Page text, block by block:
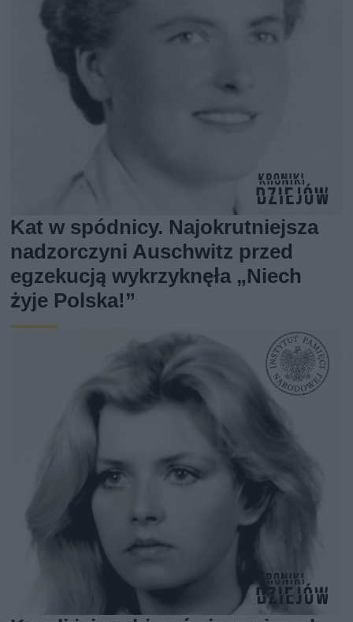
Kat w spódnicy. Najokrutniejsza
nadzorczyni Auschwitz przed
egzekucją wykrzyknęła „Niech
żyje Polska!”